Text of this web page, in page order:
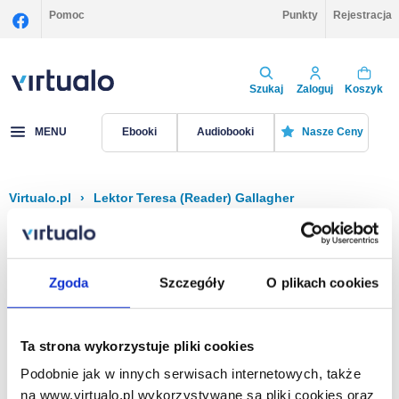
Zgoda Szczegóły O plikach cookies
Ta strona wykorzystuje pliki cookies
Podobnie jak w innych serwisach internetowych, także
na www.virtualo.pl wykorzystywane są pliki cookies oraz
Pomoc Punkty Rejestracja
Szukaj Zaloguj Koszyk
MENU Ebooki Audiobooki Nasze Ceny
Virtualo.pl › Lektor Teresa (Reader) Gallagher
Filtruj Sortuj
Na stronie